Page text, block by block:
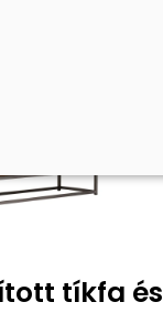
tíkfa és